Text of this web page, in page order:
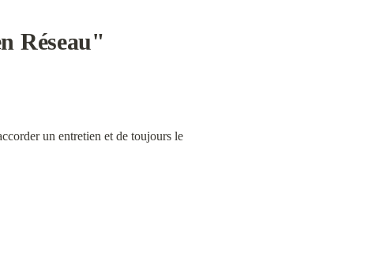
Réseau"
un entretien et de toujours le